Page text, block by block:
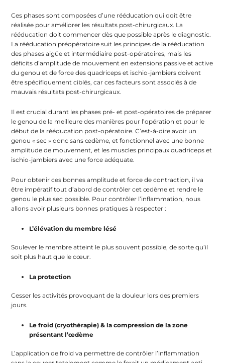
Ces phases sont composées d’une rééducation qui doit être
réalisée pour améliorer les résultats post-chirurgicaux. La
rééducation doit commencer dès que possible après le diagnostic.
La rééducation préopératoire suit les principes de la rééducation
des phases aigüe et intermédiaire post-opératoires, mais les
déficits d’amplitude de mouvement en extensions passive et active
du genou et de force des quadriceps et ischio-jambiers doivent
être spécifiquement ciblés, car ces facteurs sont associés à de
mauvais résultats post-chirurgicaux.
Il est crucial durant les phases pré- et post-opératoires de préparer
le genou de la meilleure des manières pour l’opération et pour le
début de la rééducation post-opératoire. C’est-à-dire avoir un
genou « sec » donc sans œdème, et fonctionnel avec une bonne
amplitude de mouvement, et les muscles principaux quadriceps et
ischio-jambiers avec une force adéquate.
Pour obtenir ces bonnes amplitude et force de contraction, il va
être impératif tout d’abord de contrôler cet œdème et rendre le
genou le plus sec possible. Pour contrôler l’inflammation, nous
allons avoir plusieurs bonnes pratiques à respecter :
L’élévation du membre lésé
Soulever le membre atteint le plus souvent possible, de sorte qu’il
soit plus haut que le cœur.
La protection
Cesser les activités provoquant de la douleur lors des premiers
jours.
Le froid (cryothérapie) & la compression de la zone
présentant l’œdème
L’application de froid va permettre de contrôler l’inflammation